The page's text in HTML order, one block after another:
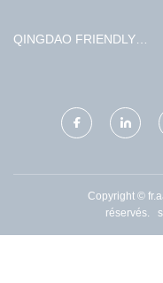
QINGDAO FRIENDLY
Copyright ©
réservés.